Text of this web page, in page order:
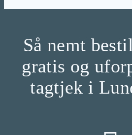
Så nemt
gratis og
tagtjek i